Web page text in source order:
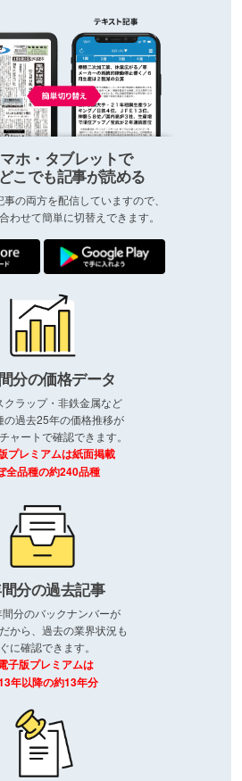
ホ・タブレットで
こでも記事が読める
の両方を配信していますので、
わせて簡単に切替えできます。
分の価格データ
クラップ・非鉄金属など
の過去25年の価格推移が
ャートで確認できます。
プレミアムは紙面掲載
全品種の約240品種
分の過去記事
分のバックナンバーが
から、過去の業界状況も
に確認できます。
子版プレミアムは
年以降の約13年分